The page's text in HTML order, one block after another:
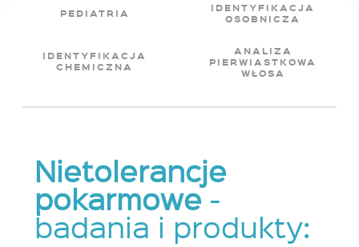
PEDIATRIA
IDENTYFIKACJA
OSOBNICZA
IDENTYFIKACJA
CHEMICZNA
ANALIZA
PIERWIASTKOWA
WŁOSA
Nietolerancje
pokarmowe-
badania i produkty: